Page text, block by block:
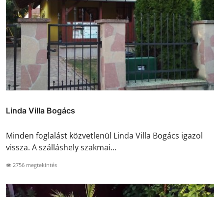
Linda Villa Bogács
Minden foglalást közvetlenül Linda Villa Bogács igazol
vissza. A szálláshely szakmai...
2756 megtekintés